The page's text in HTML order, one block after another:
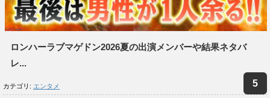
ロンハーラブマゲドン2026夏の出演メンバーや結果ネタバ
レ...
カテゴリ: エンタメ